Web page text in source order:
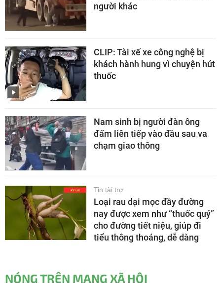
người khác
CLIP: Tài xế xe công nghệ bị
khách hành hung vì chuyện hút
thuốc
Nam sinh bị người đàn ông
đấm liên tiếp vào đầu sau va
chạm giao thông
Tin tài trợ
Loại rau dại mọc đầy đường
nay được xem như “thuốc quý”
cho đường tiết niệu, giúp đi
tiểu thông thoáng, dễ dàng
NÓNG TRÊN MẠNG XÃ HỘI